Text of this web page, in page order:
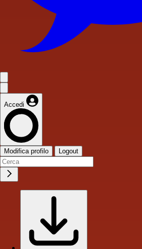
Accedi
Modifica profilo Logout